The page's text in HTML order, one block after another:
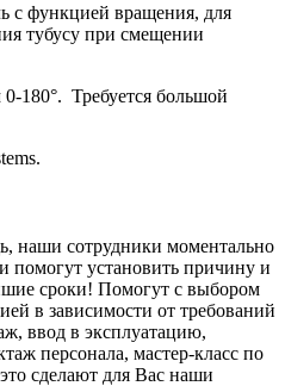
с функцией вращения, для
тубусу при смещении
180°. Требуется большой
наши сотрудники моментально
помогут установить причину и
сроки! Помогут с выбором
в зависимости от требований
ввод в эксплуатацию,
персонала, мастер-класс по
сделают для Вас наши